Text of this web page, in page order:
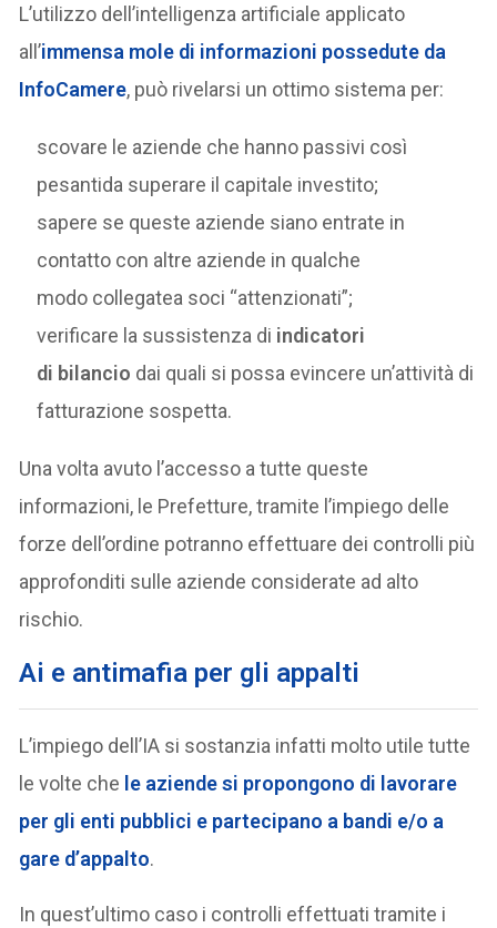
L’utilizzo dell’intelligenza artificiale applicato
all’immensa mole di informazioni possedute da
InfoCamere, può rivelarsi un ottimo sistema per:
scovare le aziende che hanno passivi così
pesantida superare il capitale investito;
sapere se queste aziende siano entrate in
contatto con altre aziende in qualche
modo collegatea soci “attenzionati”;
verificare la sussistenza di indicatori
di bilancio dai quali si possa evincere un’attività di
fatturazione sospetta.
Una volta avuto l’accesso a tutte queste
informazioni, le Prefetture, tramite l’impiego delle
forze dell’ordine potranno effettuare dei controlli più
approfonditi sulle aziende considerate ad alto
rischio.
Ai e antimafia per gli appalti
L’impiego dell’IA si sostanzia infatti molto utile tutte
le volte che le aziende si propongono di lavorare
per gli enti pubblici e partecipano a bandi e/o a
gare d’appalto.
In quest’ultimo caso i controlli effettuati tramite i